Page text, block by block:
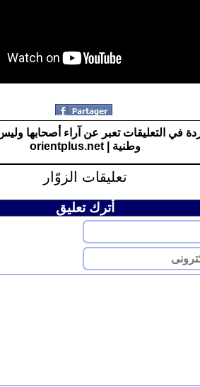
في التعليقات تعبر عن آراء أصحابها
وطنية | orientplus.net
تعليقات الزوّار
أترك تعليق